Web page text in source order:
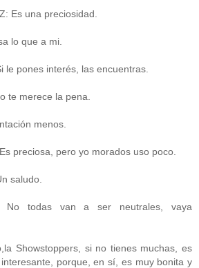
Es una preciosidad.
lo que a mi.
le pones interés, las encuentras.
te merece la pena.
menos.
preciosa, pero yo morados uso poco.
saludo.
No todas van a ser neutrales, vaya
Showstoppers, si no tienes muchas, es
porque, en sí, es muy bonita y